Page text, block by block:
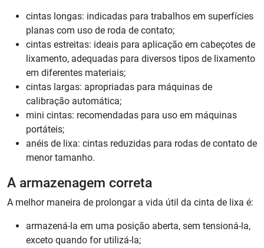
cintas longas: indicadas para trabalhos em superfícies
planas com uso de roda de contato;
cintas estreitas: ideais para aplicação em cabeçotes de
lixamento, adequadas para diversos tipos de lixamento
em diferentes materiais;
cintas largas: apropriadas para máquinas de
calibração automática;
mini cintas: recomendadas para uso em máquinas
portáteis;
anéis de lixa: cintas reduzidas para rodas de contato de
menor tamanho.
A armazenagem correta
A melhor maneira de prolongar a vida útil da cinta de lixa é:
armazená-la em uma posição aberta, sem tensioná-la,
exceto quando for utilizá-la;